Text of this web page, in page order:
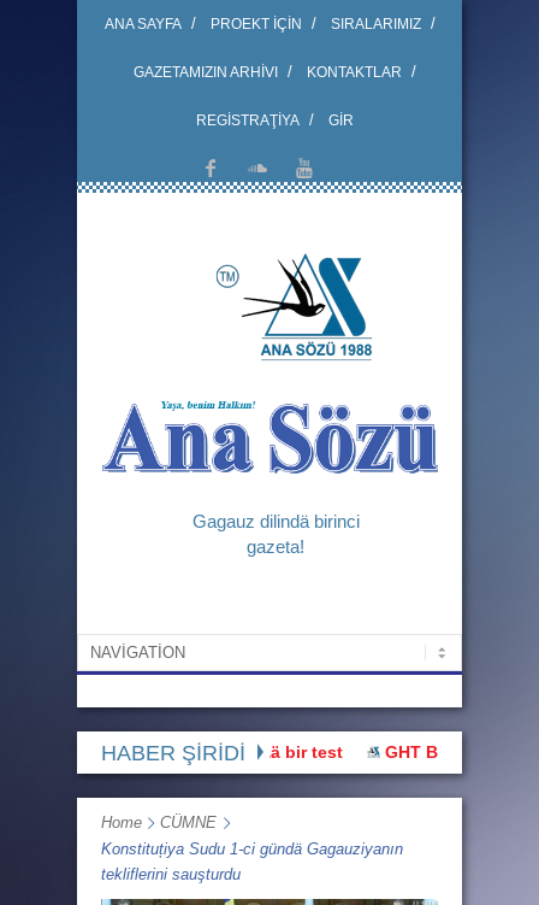
ANA SAYFA PROEKT İÇİN SIRALARIMIZ
GAZETAMIZIN ARHİVI KONTAKTLAR
REGİSTRAŢİYA GİR
Gagauz dilindä birinci
gazeta!
HABER ŞİRİDİ
Bu hak üstünnüü devletlää bir test GHT Başı: “Buluşmaya
Home
CÜMNE
Konstituțiya Sudu 1-ci gündä Gagauziyanın
tekliflerini sauşturdu